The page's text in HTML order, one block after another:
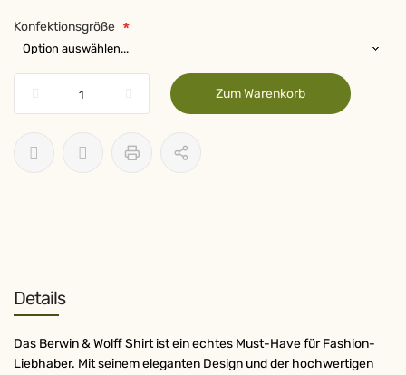
Konfektionsgröße
Zum Warenkorb
Details
Das Berwin & Wolff Shirt ist ein echtes Must-Have für Fashion-
Liebhaber. Mit seinem eleganten Design und der hochwertigen